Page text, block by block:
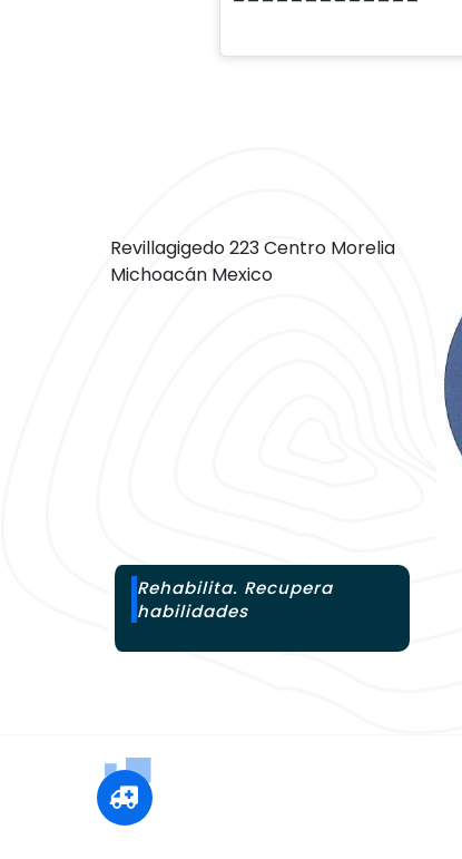
Revillagigedo 223 Centro Morelia
Michoacán Mexico
Rehabilita. Recupera
habilidades